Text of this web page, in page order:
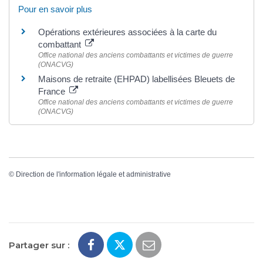
Pour en savoir plus
Opérations extérieures associées à la carte du
combattant
Office national des anciens combattants et victimes de guerre
(ONACVG)
Maisons de retraite (EHPAD) labellisées Bleuets de
France
Office national des anciens combattants et victimes de guerre
(ONACVG)
© Direction de l'information légale et administrative
Partager sur :